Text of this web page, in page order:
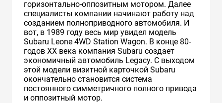
горизонтально-оппозитным мотором. Далее
специалисты компании начинают работу над
созданием полноприводного автомобиля. И
вот, в 1989 году весь мир увидел модель
Subaru Leone 4WD Station Wagon. В конце 80-
годов XX века компания Subaru создает
экономичный автомобиль Legacy. С выходом
этой модели визитной карточкой Subaru
окончательно становится система
постоянного симметричного полного привода
и оппозитный мотор.